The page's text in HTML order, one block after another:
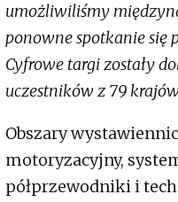
umożliwiliśmy
ponowne spotkanie się
Cyfrowe targi zostały
uczestników z 79
Obszary
motoryzacyjny,
półprzewodniki i